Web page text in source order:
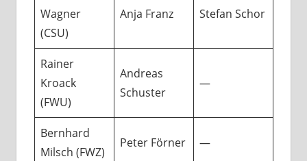
Wagner
(CSU)
Anja Franz Stefan Schor
Rainer
Kroack
(FWU)
Andreas
Schuster
—
Bernhard
Milsch (FWZ)
Peter Förner —